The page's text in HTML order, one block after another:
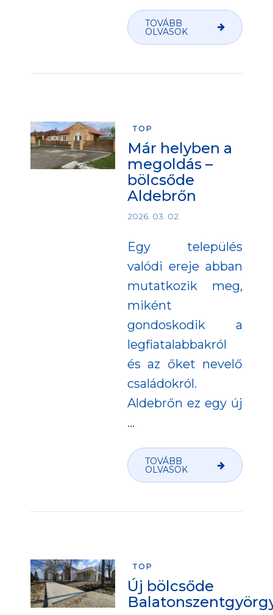
TOVÁBB
OLVASOK
TOP
Már helyben a
megoldás –
bölcsőde
Aldebrőn
2026. 03. 02.
Egy település
valódi ereje abban
mutatkozik meg,
miként
gondoskodik a
legfiatalabbakról
és az őket nevelő
családokról.
Aldebrőn ez egy új
…
TOVÁBB
OLVASOK
TOP
Új bölcsőde